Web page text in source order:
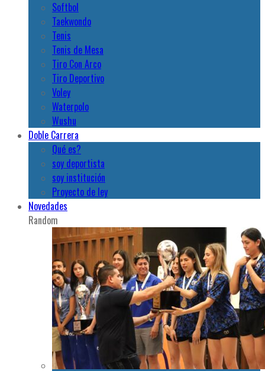
Softbol
Taekwondo
Tenis
Tenis de Mesa
Tiro Con Arco
Tiro Deportivo
Voley
Waterpolo
Wushu
Doble Carrera
Qué es?
soy deportista
soy institución
Proyecto de ley
Novedades
Random